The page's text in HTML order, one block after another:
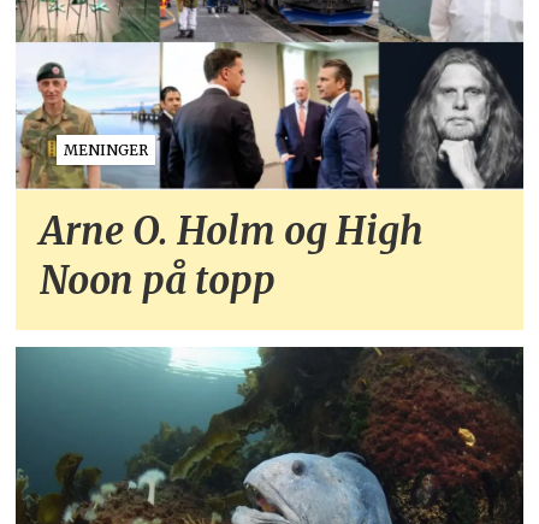
MENINGER
Arne O. Holm og High
Noon på topp